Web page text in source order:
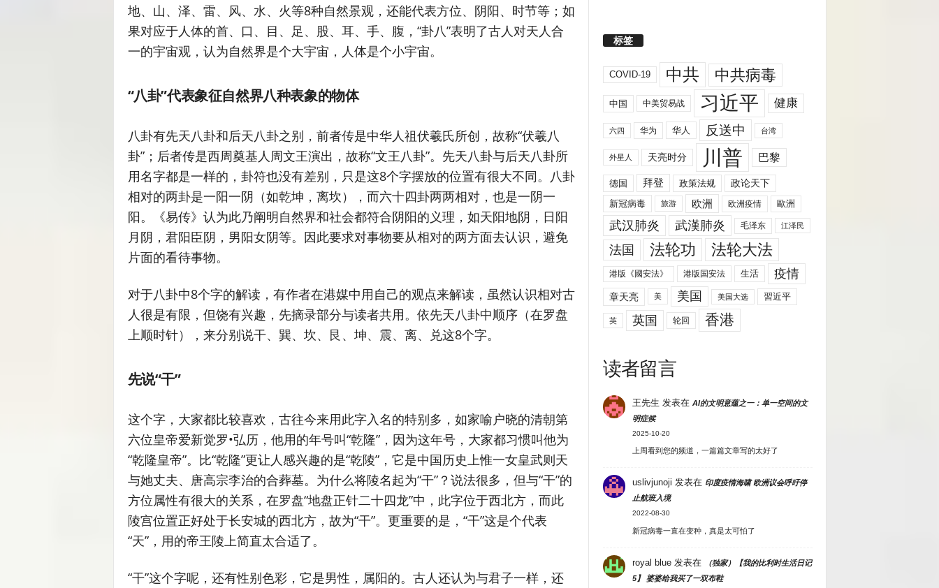
地、山、泽、雷、风、水、火等8种自然景观，还能代表方位、阴阳、时节等；如
果对应于人体的首、口、目、足、股、耳、手、腹，“卦八”表明了古人对天人合
一的宇宙观，认为自然界是个大宇宙，人体是个小宇宙。
“八卦”代表象征自然界八种表象的物体
八卦有先天八卦和后天八卦之别，前者传是中华人祖伏羲氏所创，故称“伏羲八
卦”；后者传是西周奠基人周文王演出，故称“文王八卦”。先天八卦与后天八卦所
用名字都是一样的，卦符也没有差别，只是这8个字摆放的位置有很大不同。八卦
相对的两卦是一阳一阴（如乾坤，离坎），而六十四卦两两相对，也是一阴一
阳。《易传》认为此乃阐明自然界和社会都符合阴阳的义理，如天阳地阴，日阳
月阴，君阳臣阴，男阳女阴等。因此要求对事物要从相对的两方面去认识，避免
片面的看待事物。
对于八卦中8个字的解读，有作者在港媒中用自己的观点来解读，虽然认识相对古
人很是有限，但饶有兴趣，先摘录部分与读者共用。依先天八卦中顺序（在罗盘
上顺时针），来分别说干、巽、坎、艮、坤、震、离、兑这8个字。
先说“干”
这个字，大家都比较喜欢，古往今来用此字入名的特别多，如家喻户晓的清朝第
六位皇帝爱新觉罗•弘历，他用的年号叫“乾隆”，因为这年号，大家都习惯叫他为
“乾隆皇帝”。比“乾隆”更让人感兴趣的是“乾陵”，它是中国历史上惟一女皇武则天
与她丈夫、唐高宗李治的合葬墓。为什么将陵名起为“干”？说法很多，但与“干”的
方位属性有很大的关系，在罗盘“地盘正针二十四龙”中，此字位于西北方，而此
陵宫位置正好处于长安城的西北方，故为“干”。更重要的是，“干”这是个代表
“天”，用的帝王陵上简直太合适了。
“干”这个字呢，还有性别色彩，它是男性，属阳的。古人还认为与君子一样，还
标签
COVID-19 中共 中共病毒
中国 中美贸易战 习近平 健康
六四 华为 华人 反送中 台湾
外星人 天亮时分 川普 巴黎
德国 拜登 政策法规
政论天下
新冠病毒
旅游 欧洲 欧洲疫情 歐洲
武汉肺炎 武漢肺炎 毛泽东 江泽民
法国 法轮功 法轮大法
港版《國安法》 港版国安法 生活 疫情
章天亮 美 美国 美国大选 習近平
英 英国 轮回 香港
读者留言
王先生 发表在 AI的文明意蕴之一：单一空间的文
明症候
2025-10-20
上周看到您的频道，一篇篇文章写的太好了
uslivjunoji 发表在 印度疫情海啸 欧洲议会呼吁停
止航班入境
2022-08-30
新冠病毒一直在变种，真是太可怕了
royal blue发表在
（独家）【我的比利时生活日记
5】 婆婆给我买了一双布鞋